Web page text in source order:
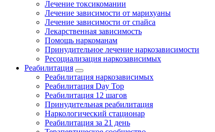
Лечение токсикомании
Лечение зависимости от марихуаны
Лечение зависимости от спайса
Лекарственная зависимость
Помощь наркоманам
Принудительное лечение наркозависимости
Ресоциализация наркозависимых
Реабилитация
Реабилитация наркозависимых
Реабилитация Day Top
Реабилитация 12 шагов
Принудительная реабилитация
Наркологический стационар
Реабилитация за 21 день